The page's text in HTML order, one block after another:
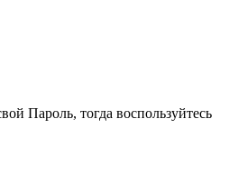
Пароль, тогда воспользуйтесь